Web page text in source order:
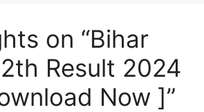
on “Bihar
Result 2024
Now ]”